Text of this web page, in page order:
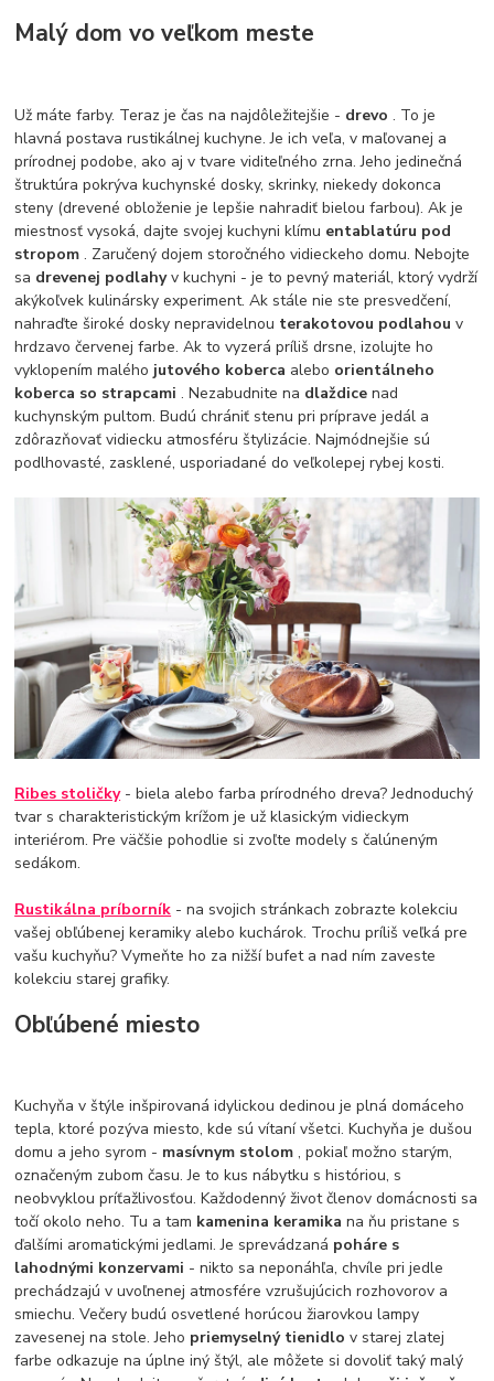
Malý dom vo veľkom meste
Už máte farby. Teraz je čas na najdôležitejšie - drevo. To je
hlavná postava rustikálnej kuchyne. Je ich veľa, v maľovanej a
prírodnej podobe, ako aj v tvare viditeľného zrna. Jeho jedinečná
štruktúra pokrýva kuchynské dosky, skrinky, niekedy dokonca
steny (drevené obloženie je lepšie nahradiť bielou farbou). Ak je
miestnosť vysoká, dajte svojej kuchyni klímu entablatúru pod
stropom. Zaručený dojem storočného vidieckeho domu. Nebojte
sa drevenej podlahyv kuchyni - je to pevný materiál, ktorý vydrží
akýkoľvek kulinársky experiment. Ak stále nie ste presvedčení,
nahraďte široké dosky nepravidelnou terakotovou podlahouv
hrdzavo červenej farbe. Ak to vyzerá príliš drsne, izolujte ho
vyklopením malého jutového koberca alebo orientálneho
koberca so strapcami. Nezabudnite na dlaždicenad
kuchynským pultom. Budú chrániť stenu pri príprave jedál a
zdôrazňovať vidiecku atmosféru štylizácie. Najmódnejšie sú
podlhovasté, zasklené, usporiadané do veľkolepej rybej kosti.
Ribes stoličky- biela alebo farba prírodného dreva? Jednoduchý
tvar s charakteristickým krížom je už klasickým vidieckym
interiérom. Pre väčšie pohodlie si zvoľte modely s čalúneným
sedákom.
Rustikálna príborník - na svojich stránkach zobrazte kolekciu
vašej obľúbenej keramiky alebo kuchárok. Trochu príliš veľká pre
vašu kuchyňu? Vymeňte ho za nižší bufet a nad ním zaveste
kolekciu starej grafiky.
Obľúbené miesto
Kuchyňa v štýle inšpirovaná idylickou dedinou je plná domáceho
tepla, ktoré pozýva miesto, kde sú vítaní všetci. Kuchyňa je dušou
domu a jeho syrom - masívnym stolom, pokiaľ možno starým,
označeným zubom času. Je to kus nábytku s históriou, s
neobvyklou príťažlivosťou. Každodenný život členov domácnosti sa
točí okolo neho. Tu a tam kamenina keramikana ňu pristane s
ďalšími aromatickými jedlami. Je sprevádzaná poháre s
lahodnými konzervami - nikto sa neponáhľa, chvíle pri jedle
prechádzajú v uvoľnenej atmosfére vzrušujúcich rozhovorov a
smiechu. Večery budú osvetlené horúcou žiarovkou lampy
zavesenej na stole. Jeho priemyselný tienidlov starej zlatej
farbe odkazuje na úplne iný štýl, ale môžete si dovoliť taký malý